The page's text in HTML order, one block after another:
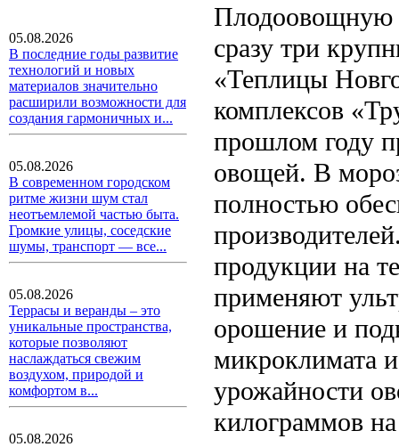
05.08.2026
В последние годы развитие
технологий и новых
материалов значительно
расширили возможности для
создания гармоничных и...
05.08.2026
В современном городском
ритме жизни шум стал
неотъемлемой частью быта.
Громкие улицы, соседские
шумы, транспорт — все...
05.08.2026
Террасы и веранды – это
уникальные пространства,
которые позволяют
наслаждаться свежим
воздухом, природой и
комфортом в...
05.08.2026
Плодоовощную
сразу три
«Теплицы
комплексов
прошлом году
овощей. В
полностью
продукции на
применяют
орошение и
микроклимата и
урожайности
килограммов